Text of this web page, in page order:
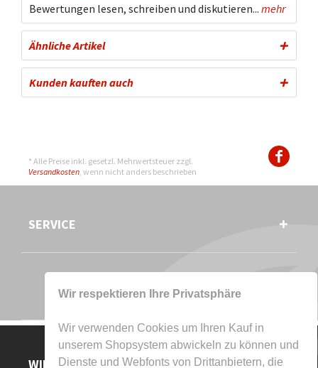
Wir respektieren Ihre Privatsphäre
Wir verwenden Cookies um Ihren Kauf in
unserem Shopsystem abwickeln zu können und
Dienste und Webfonts von Drittanbietern, die
Bewertungen lesen, schreiben und diskutieren... mehr
Ähnliche Artikel
Kunden kauften auch
* Alle Preise inkl. gesetzl. Mehrwertsteuer zzgl.
Versandkosten , wenn nicht anders beschrieben
SERVICE
WIR AKZEPTIEREN